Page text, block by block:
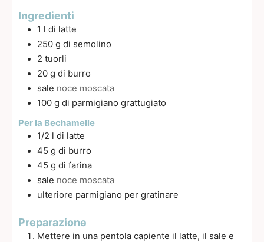
Ingredienti
1 l di latte
250 g di semolino
2 tuorli
20 g di burro
sale noce moscata
100 g di parmigiano grattugiato
Per la Bechamelle
1/2 l di latte
45 g di burro
45 g di farina
sale noce moscata
ulteriore parmigiano per gratinare
Preparazione
Mettere in una pentola capiente il latte, il sale e